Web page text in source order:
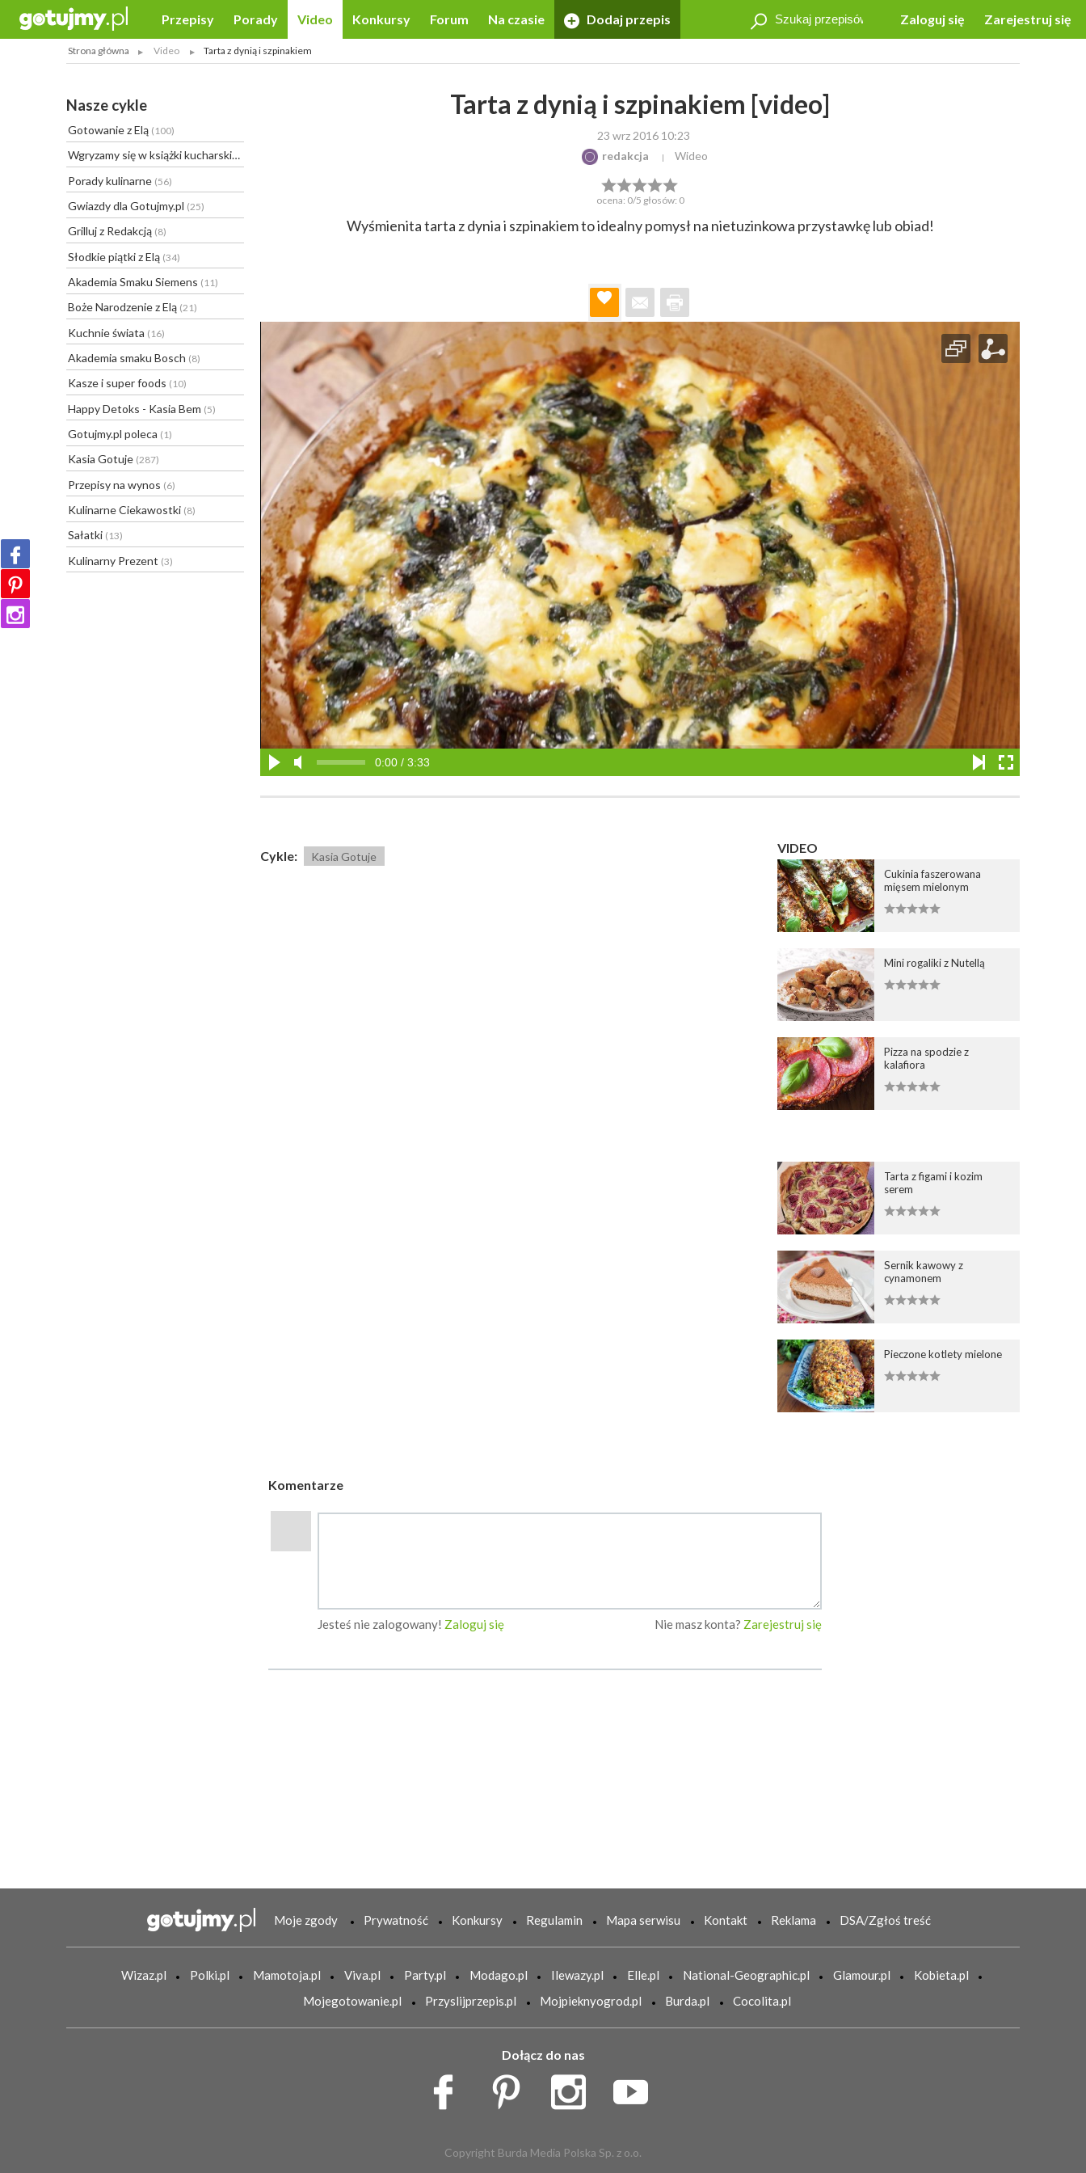
Zaloguj się Zarejestruj się
Przepisy Porady Video Konkursy Forum Na czasie Dodaj przepis
Strona główna Video Tarta z dynią i szpinakiem
Nasze cykle
Gotowanie z Elą (100)
Wgryzamy się w książki kucharskie
Porady kulinarne (56)
Gwiazdy dla Gotujmy.pl (25)
Grilluj z Redakcją (8)
Słodkie piątki z Elą (34)
Akademia Smaku Siemens (11)
Boże Narodzenie z Elą (21)
Kuchnie świata (16)
Akademia smaku Bosch (8)
Kasze i super foods (10)
Happy Detoks - Kasia Bem (5)
Gotujmy.pl poleca (1)
Kasia Gotuje (287)
Przepisy na wynos (6)
Kulinarne Ciekawostki (8)
Sałatki (13)
Kulinarny Prezent (3)
Tarta z dynią i szpinakiem [video]
23 wrz 2016 10:23
redakcja
Wideo
ocena: 0/5 głosów: 0
Wyśmienita tarta z dynia i szpinakiem to idealny pomysł na nietuzinkowa przystawkę lub obiad!
0:00 / 3:33
Cykle: Kasia Gotuje
VIDEO
Cukinia faszerowana
mięsem mielonym
Mini rogaliki z Nutellą
Pizza na spodzie z
kalafiora
Tarta z figami i kozim
serem
Sernik kawowy z
cynamonem
Pieczone kotlety mielone
Komentarze
Jesteś nie zalogowany! Zaloguj się Nie masz konta? Zarejestruj się
Moje zgody Prywatność Konkursy Regulamin Mapa serwisu Kontakt Reklama DSA/Zgłoś treść
Wizaz.pl Polki.pl Mamotoja.pl Viva.pl Party.pl Modago.pl Ilewazy.pl Elle.pl National-Geographic.pl Glamour.pl
Kobieta.pl
Mojegotowanie.pl
Przyslijprzepis.pl Mojpieknyogrod.pl Burda.pl Cocolita.pl
Dołącz do nas
Copyright Burda Media Polska Sp. z o.o.